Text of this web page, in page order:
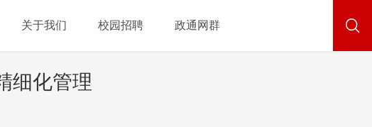
关于我们 校园招聘 政通网群
细化管理